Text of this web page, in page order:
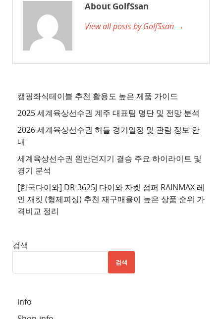
사
트
천
사
이
트
천
사
About GolfSsan
View all posts by GolfSsan →
캠핑좌식테이블 추천 활용도 높은 제품 가이드
2025 세계육상선수권 계주 대표팀 명단 및 전망 분석
2026 세계육상선수권 허들 경기일정 및 관람 정보 안
내
세계육상선수권 원반던지기 결승 주요 하이라이트 및
경기 분석
[한국다이와] DR-3625J 다이와 자켓 점퍼 RAINMAX 레
인 재킷 (형제피싱) 추천 재구매율이 높은 상품 순위 가
격비교 정리
검색
검색
info